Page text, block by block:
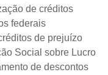
de créditos
federais
de prejuízo
Social sobre Lucro
de descontos